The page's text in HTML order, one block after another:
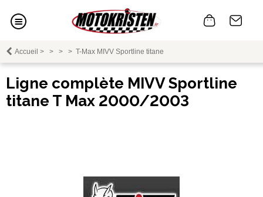
Accueil > > > > T-Max MIVV Sportline titane
Ligne complète MIVV Sportline
titane T Max 2000/2003